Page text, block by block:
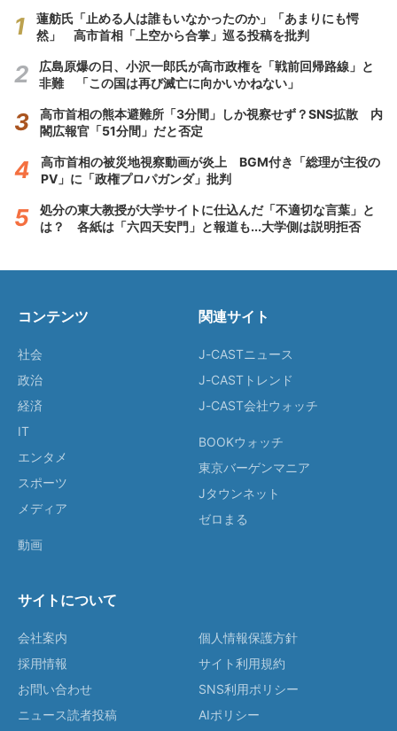
蓮舫氏「止める人は誰もいなかったのか」「あまりにも愕
然」 高市首相「上空から合掌」巡る投稿を批判
広島原爆の日、小沢一郎氏が高市政権を「戦前回帰路線」と
非難 「この国は再び滅亡に向かいかねない」
高市首相の熊本避難所「3分間」しか視察せず？SNS拡散 内
閣広報官「51分間」だと否定
高市首相の被災地視察動画が炎上 BGM付き「総理が主役の
PV」に「政権プロパガンダ」批判
処分の東大教授が大学サイトに仕込んだ「不適切な言葉」と
は？ 各紙は「六四天安門」と報道も...大学側は説明拒否
コンテンツ
社会
政治
経済
IT
エンタメ
スポーツ
メディア
動画
関連サイト
J-CASTニュース
J-CASTトレンド
J-CAST会社ウォッチ
BOOKウォッチ
東京バーゲンマニア
Jタウンネット
ゼロまる
サイトについて
会社案内
採用情報
お問い合わせ
ニュース読者投稿
個人情報保護方針
サイト利用規約
SNS利用ポリシー
AIポリシー